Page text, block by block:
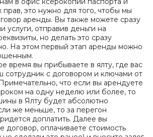
прав, это нужно для того, чтобы мы
аренды. Вы также можете сразу
услуги, отправив деньги на
но делать это сразу
На этом первый этап аренды можно
время вы прибываете в ялту, где вас
сотрудник с договором и ключами от
что если вы арендуете
на одну неделю или более, то
в Ялту будет абсолютно
же меньше, то за перегон
доплатить. Далее вы
договор, оплачиваете стоимость